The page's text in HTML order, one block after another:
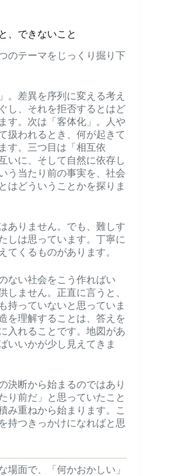
、できないこと
のテーマをじっくり掘り下
。差異を序列に変える考え
し、それを拒否するとはど
す。次は「客体化」。人や
扱われるとき、何が起きて
す。三つ目は「相互依
いに、そして自然に依存し
う当たり前の事実を、社会
はどういうことかを探りま
ありません。でも、難しす
しは思っています。丁寧に
てくるものがあります。
ない社会をこう作ればい
しません。正直に言うと、
持っていないと思っていま
を理解することは、答えを
入れることです。地図があ
いいかが少し見えてきま
決断から始まるのではあり
り前だ」と思っていたこと
み重ねから始まります。こ
持つきっかけになればと思
場面で、「何かおかしい」